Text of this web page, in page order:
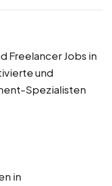
Freelancer Jobs in
und
Spezialisten
in